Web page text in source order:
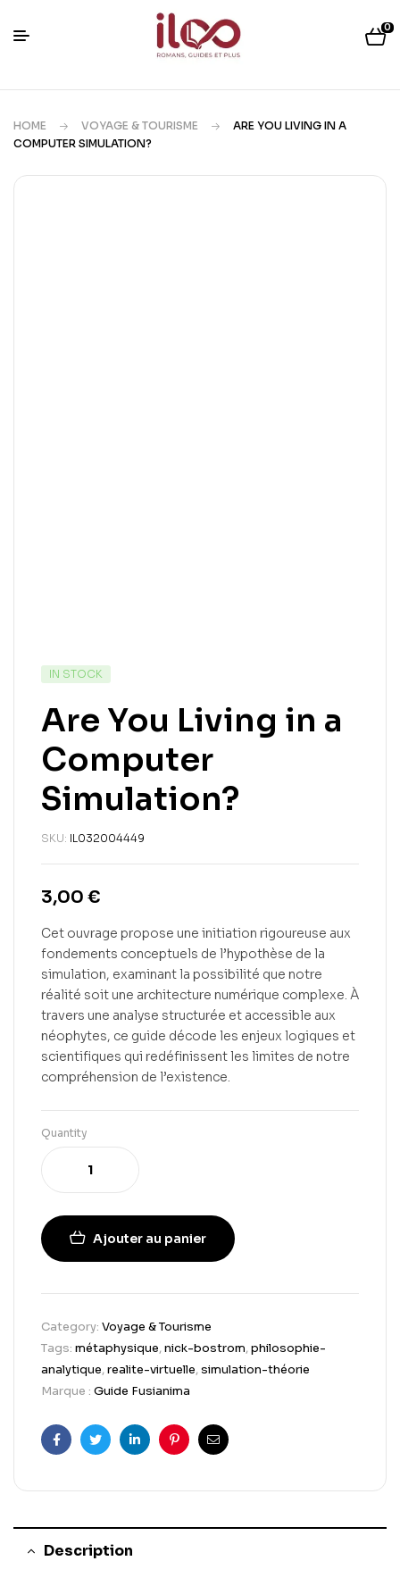
0
HOME VOYAGE & TOURISME
ARE YOU LIVING IN A
COMPUTER SIMULATION?
IN STOCK
Are You Living in a
Computer
Simulation?
SKU: IL032004449
3,00 €
Cet ouvrage propose une initiation rigoureuse aux
fondements conceptuels de l’hypothèse de la
simulation, examinant la possibilité que notre
réalité soit une architecture numérique complexe. À
travers une analyse structurée et accessible aux
néophytes, ce guide décode les enjeux logiques et
scientifiques qui redéfinissent les limites de notre
compréhension de l’existence.
Quantity
Ajouter au panier
Category: Voyage & Tourisme
Tags: métaphysique,nick-bostrom,philosophie-
analytique,realite-virtuelle,simulation-théorie
Marque : Guide Fusianima
FacebookTwitterLinkedinPinterestEmail
Description